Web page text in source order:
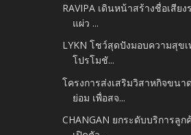
RAVIPA เดินหน้าสร้างชื่อเสีย
แผ่ว ...
LYKN โชว์สุดปังมอบความสุข
โปรโมชั...
โครงการส่งเสริมวิสาหกิจขน
ย่อม เพื่อสจ...
CHANGAN ยกระดับบริการลูก